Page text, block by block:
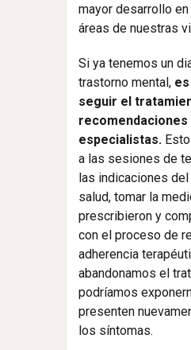
mayor desarrollo
áreas de nuestras
Si ya tenemos un
trastorno mental,
seguir el
recomendaciones
especialistas.
a las sesiones de
las indicaciones
salud, tomar la
prescribieron y
con el proceso de
adherencia
abandonamos el
podríamos
presenten
los síntomas.